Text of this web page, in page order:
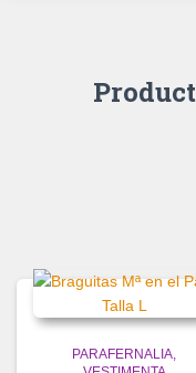
PARAFERNALIA